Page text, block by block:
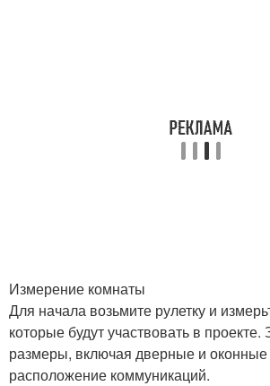
Измерение комнаты
Для начала возьмите рулетку и
которые будут участвовать в
размеры, включая дверные и
расположение коммуникаций.